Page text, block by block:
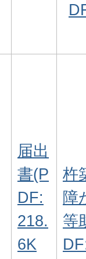
届出
書(P
DF:
218.
6K
杵
障
等